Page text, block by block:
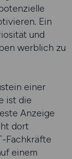
Ein
und
werblich zu
einer
ist die
Anzeige
dort
Fachkräfte
einem